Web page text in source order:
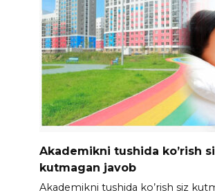
Akademikni tushida ko’rish
kutmagan javob
Akademikni tushida ko’rish siz